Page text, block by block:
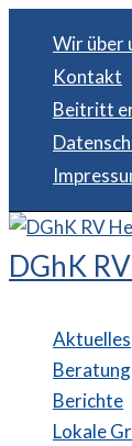
Inhalt
springen
Wir über
Kontakt
Beitritt
DGhK
Aktuelles
Beratung
Berichte
Lokale